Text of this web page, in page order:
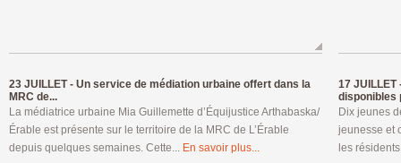
23 JUILLET - Un service de médiation urbaine offert dans la
MRC de...
La médiatrice urbaine Mia Guillemette d’Équijustice Arthabaska/
Érable est présente sur le territoire de la MRC de L’Érable
depuis quelques semaines. Cette... En savoir plus...
17 JUILLET
disponibles
Dix jeunes
jeunesse et
les